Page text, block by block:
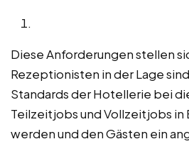
Diese Anforderungen stellen
Rezeptionisten in der Lage
Standards der Hotellerie bei
Teilzeitjobs und Vollzeitjobs in
werden und den Gästen ein